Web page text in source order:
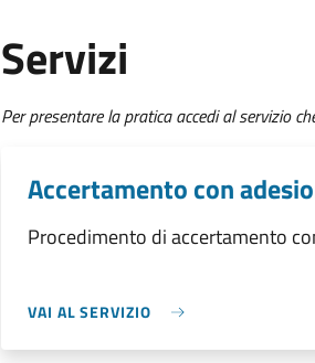
Servizi
Per presentare la pratica accedi al servizio
Accertamento con
Procedimento di accertamento
VAI AL SERVIZIO